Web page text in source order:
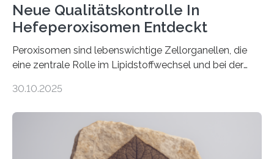
Neue Qualitätskontrolle In
Hefeperoxisomen Entdeckt
Peroxisomen sind lebenswichtige Zellorganellen, die
eine zentrale Rolle im Lipidstoffwechsel und bei der
erfüllen können, müssen zahlreiche Enzyme präzise in
der Ruhr-Universität Bochum um Prof. Dr. Ralf Erdmann
und Dr. Ismaila Francis Yusuf hat nun einen bislang
unbekannten Qualitätskontrollmechanismus des
30.10.2025